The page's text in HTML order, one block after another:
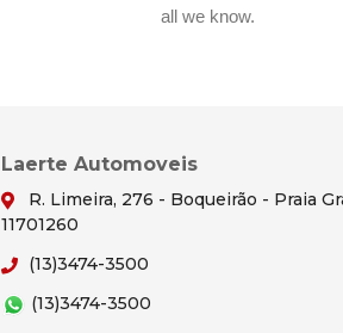
Laerte Automoveis
R. Limeira, 276 - Boqueirão - Praia
11701260
(13)3474-3500
(13)3474-3500